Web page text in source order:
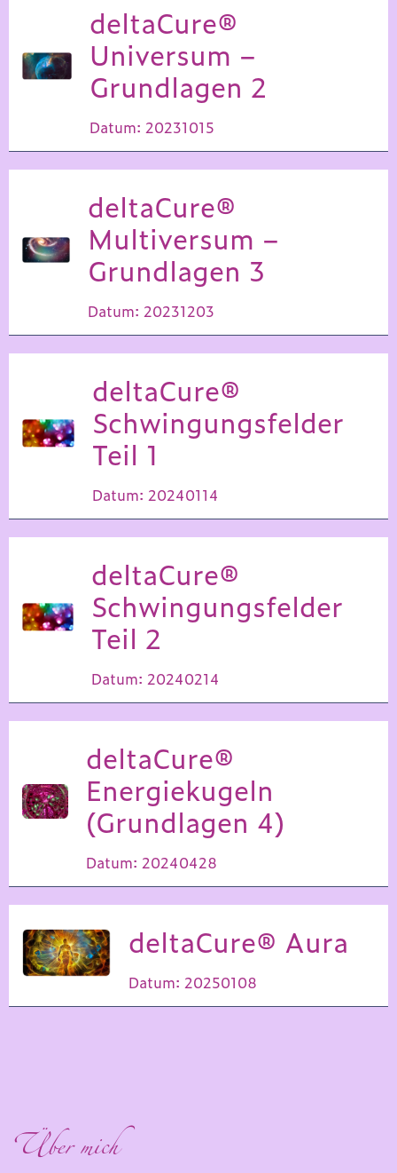
deltaCure®
Universum –
Grundlagen 2
Datum: 20231015
deltaCure®
Multiversum –
Grundlagen 3
Datum: 20231203
deltaCure®
Schwingungsfelder
Teil 1
Datum: 20240114
deltaCure®
Schwingungsfelder
Teil 2
Datum: 20240214
deltaCure®
Energiekugeln
(Grundlagen 4)
Datum: 20240428
deltaCure® Aura
Datum: 20250108
Über mich